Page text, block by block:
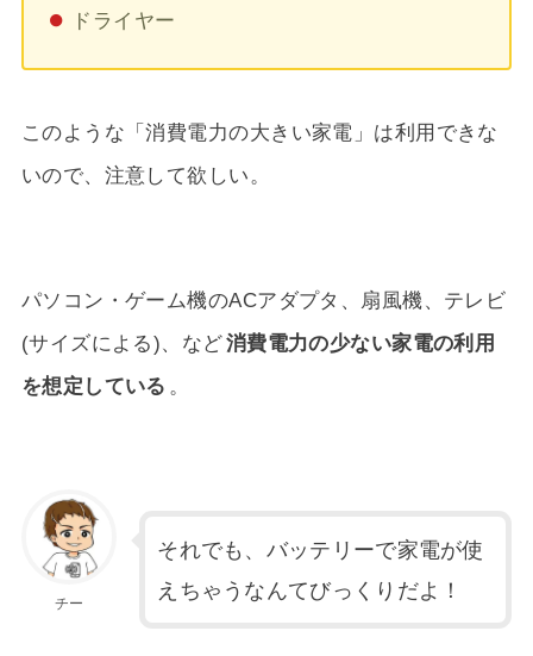
ドライヤー
このような「消費電力の大きい家電」は利用できな
いので、注意して欲しい。
パソコン・ゲーム機のACアダプタ、扇風機、テレビ
(サイズによる)、など消費電力の少ない家電の利用
を想定している 。
チー
それでも、バッテリーで家電が使
えちゃうなんてびっくりだよ！